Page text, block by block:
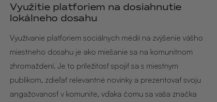
Využitie platforiem na dosiahnutie
lokálneho dosahu
Využívanie platforiem sociálnych médií na zvýšenie vášho
miestneho dosahu je ako miešanie sa na komunitnom
zhromaždení. Je to príležitosť spojiť sa s miestnym
publikom, zdieľať relevantné novinky a prezentovať svoju
angažovanosť v komunite, vďaka čomu sa vaša značka